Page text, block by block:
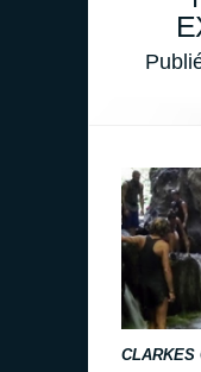
CLARKES